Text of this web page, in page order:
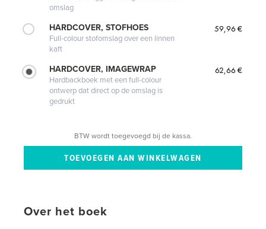
omslag
HARDCOVER, STOFHOES
Full-colour stofomslag over een linnen
kaft
59,96 €
HARDCOVER, IMAGEWRAP
Hardbackboek met een full-colour
ontwerp dat direct op de omslag is
gedrukt
62,66 €
BTW wordt toegevoegd bij de kassa.
Over het boek